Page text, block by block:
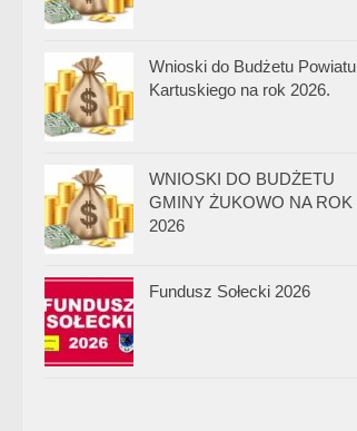
Wnioski do Budżetu Powiatu
Kartuskiego na rok 2026.
WNIOSKI DO BUDŻETU
GMINY ŻUKOWO NA ROK
2026
Fundusz Sołecki 2026